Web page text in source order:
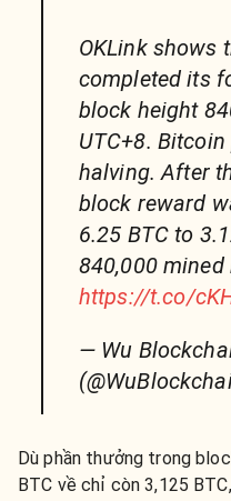
OKLink shows
completed its
block height
UTC+8.
halving. After
block reward
6.25 BTC to
840,000 mined
https://t.co/
— Wu
Dù phần thưởng trong
BTC về chỉ còn 3,125